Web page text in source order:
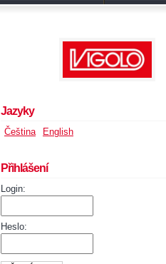
Jazyky
Čeština English
Přihlášení
Login:
Heslo: